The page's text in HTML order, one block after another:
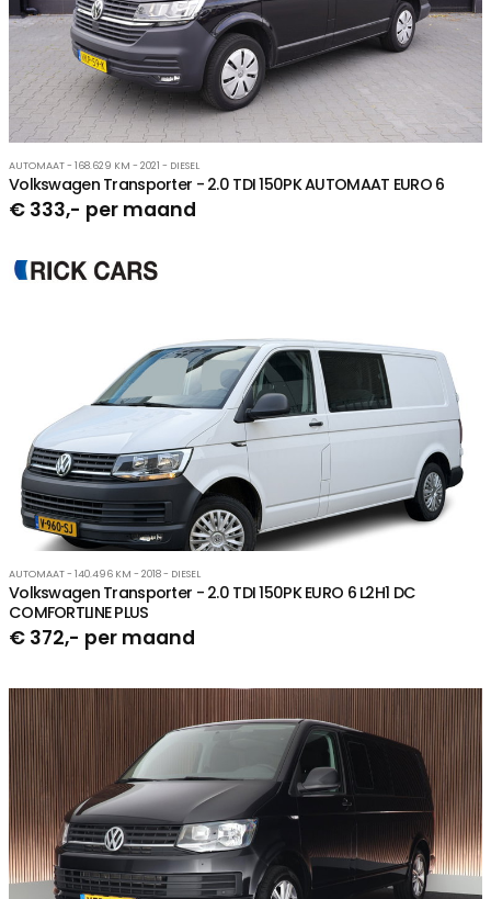
AUTOMAAT - 168.629 KM - 2021 - DIESEL
Volkswagen Transporter - 2.0 TDI 150PK AUTOMAAT EURO 6
€ 333,- per maand
AUTOMAAT - 140.496 KM - 2018 - DIESEL
Volkswagen Transporter - 2.0 TDI 150PK EURO 6 L2H1 DC
COMFORTLINE PLUS
€ 372,- per maand